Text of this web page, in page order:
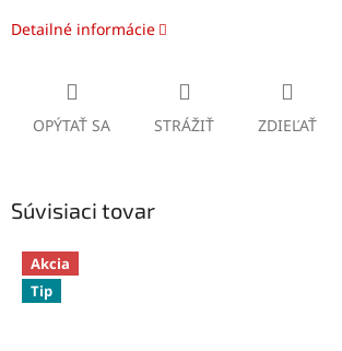
Detailné informácie
OPÝTAŤ SA STRÁŽIŤ ZDIEĽAŤ
Súvisiaci tovar
Akcia
Tip